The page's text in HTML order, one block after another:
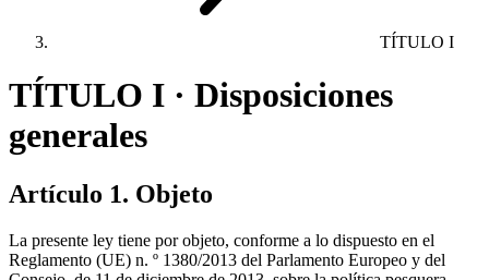
TÍTULO I
TÍTULO I · Disposiciones
generales
Artículo 1. Objeto
La presente ley tiene por objeto, conforme a lo dispuesto en el
Reglamento (UE) n. º 1380/2013 del Parlamento Europeo y del